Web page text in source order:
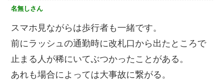
名無しさん
スマホ見ながらは歩行者も一緒です。
前にラッシュの通勤時に改札口から出たところで
止まる人が稀にいてぶつかったことがある。
あれも場合によっては大事故に繋がる。